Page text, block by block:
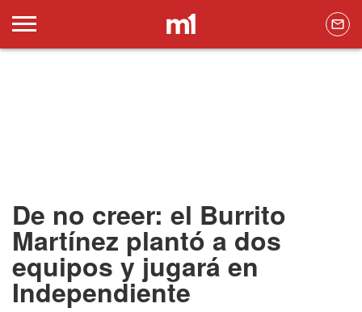
De no creer: el Burrito
Martínez plantó a dos
equipos y jugará en
Independiente